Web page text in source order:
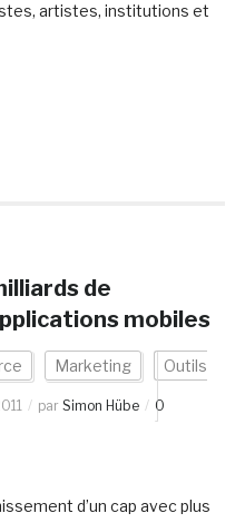
artistes, institutions et
de
mobiles
Marketing Outils
par Simon Hübe
0
d’un cap avec plus